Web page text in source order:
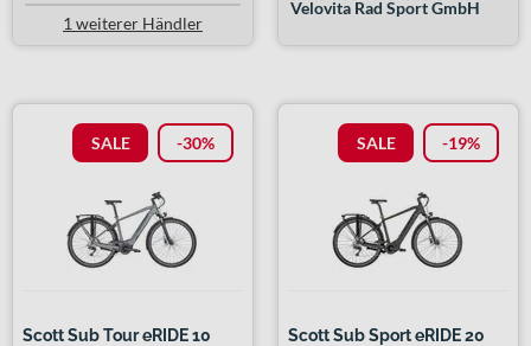
1 weiterer Händler
Velovita Rad Sport GmbH
SALE -30%
Scott Sub Tour eRIDE 10
SALE -19%
Scott Sub Sport eRIDE 20